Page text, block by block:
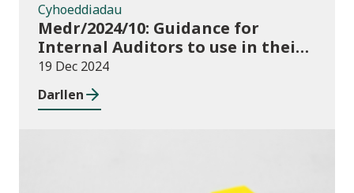
Cyhoeddiadau
Medr/2024/10: Guidance for
Internal Auditors to use in their
Annual Internal Audit of HE Data
Systems and Processes
19 Dec 2024
Darllen